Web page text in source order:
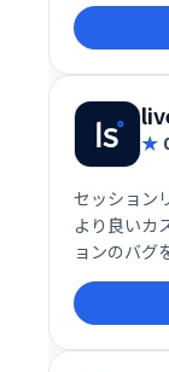
セッション
より良いカ
ョンのバグ
に、
属しており
れらの機
察を得るの